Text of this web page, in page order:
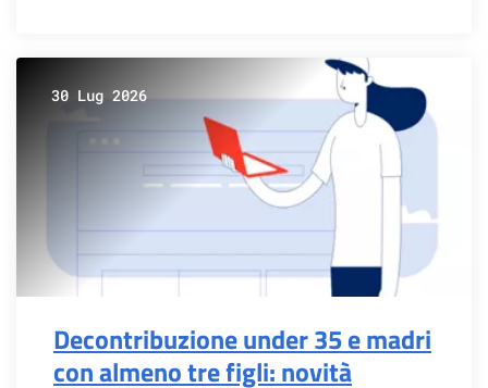
30 Lug 2026
Decontribuzione under 35 e madri
con almeno tre figli: novità